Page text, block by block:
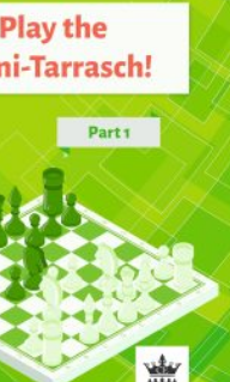
Adicionar
à lista de
desejos